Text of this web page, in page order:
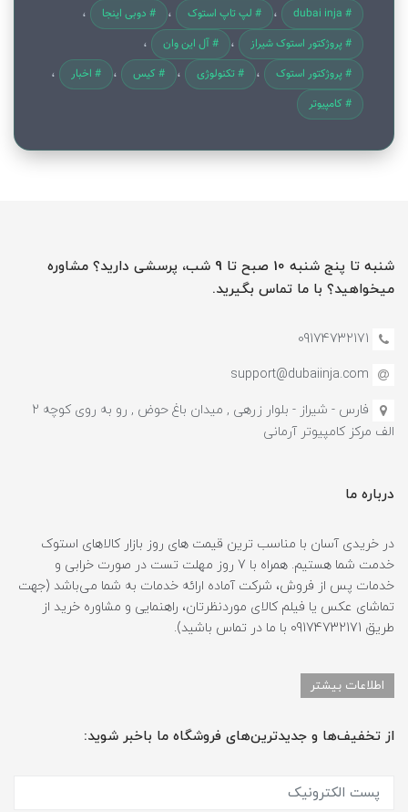
# dubai inja # لپ تاپ استوک
# دوبی اینجا
# پروژکتور استوک شیراز
# آل این وان
# پروژکتور استوک
# تکنولوژی # کیس
# اخبار
# کامپیوتر
شنبه تا پنج شنبه 10 صبح تا 9 شب، پرسشی دارید؟ مشاوره
میخواهید؟ با ما تماس بگیرید.
09174732171
support@dubaiinja.com
فارس - شیراز - بلوار زرهی , میدان باغ حوض , رو به روی کوچه 2
الف مرکز کامپیوتر آرمانی
درباره ما
در خریدی آسان با مناسب ترین قیمت های روز بازار کالاهای استوک
خدمت شما هستیم. همراه با 7 روز مهلت تست در صورت خرابی و
خدمات پس از فروش، شرکت آماده ارائه خدمات به شما می‌باشد (جهت
تماشای عکس یا فیلم کالای موردنظرتان، راهنمایی و مشاوره خرید از
طریق 09174732171 با ما در تماس باشید).
اطلاعات بیشتر
از تخفیف‌ها و جدیدترین‌های فروشگاه ما باخبر شوید: